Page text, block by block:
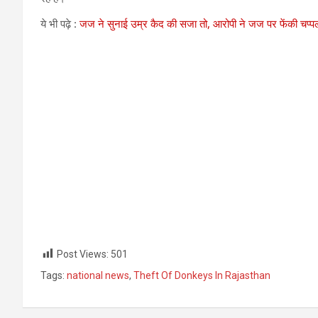
ये भी पढ़े :जज ने सुनाई उम्र कैद की सजा तो, आरोपी ने जज पर फेंकी
Post Views: 501
Tags: national news, Theft Of Donkeys In Rajasthan